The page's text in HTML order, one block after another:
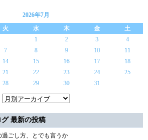
2026年7月
火 水 木 金
土
1
2 3
4
7 8 9 10
11
14 15 16 17
18
21 22 23 24
25
28 29 30 31
最新の投稿
ごし方、とでも言うか